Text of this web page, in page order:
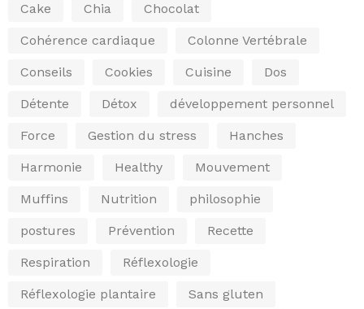
Cake Chia Chocolat
Cohérence cardiaque Colonne Vertébrale
Conseils Cookies Cuisine Dos
Détente Détox développement personnel
Force Gestion du stress Hanches
Harmonie Healthy Mouvement
Muffins Nutrition philosophie
postures Prévention Recette
Respiration Réflexologie
Réflexologie plantaire Sans gluten